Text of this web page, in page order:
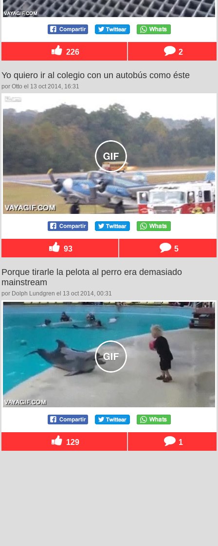
226 2
Yo quiero ir al colegio con un autobús como éste
por Otto el 13 oct 2014, 16:31
93 5
Porque tirarle la pelota al perro era demasiado
mainstream
por Dolph Lundgren el 13 oct 2014, 00:31
129 1